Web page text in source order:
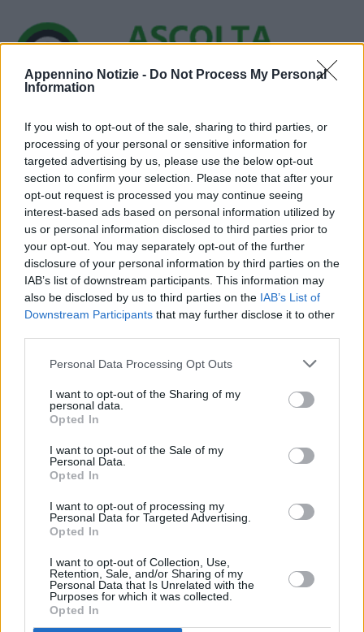
Appennino Notizie - Do Not Process My Personal
Information
If you wish to opt-out of the sale, sharing to third parties, or
processing of your personal or sensitive information for
targeted advertising by us, please use the below opt-out
section to confirm your selection. Please note that after your
opt-out request is processed you may continue seeing
interest-based ads based on personal information utilized by
us or personal information disclosed to third parties prior to
your opt-out. You may separately opt-out of the further
disclosure of your personal information by third parties on the
IAB’s list of downstream participants. This information may
also be disclosed by us to third parties on the IAB’s List of
Downstream Participants that may further disclose it to other
Personal Data Processing Opt Outs
I want to opt-out of the Sharing of my
personal data.
Opted In
I want to opt-out of the Sale of my
Personal Data.
Opted In
I want to opt-out of processing my
Personal Data for Targeted Advertising.
Opted In
I want to opt-out of Collection, Use,
Retention, Sale, and/or Sharing of my
Personal Data that Is Unrelated with the
Purposes for which it was collected.
Opted In
____________
L’altro ieri, i carabinieri della stazione di Carpi hanno denunciato
in stato di libertà alla procura della Repubblica un
cinquantaduenne italiano, domiciliato in provincia dell’Aquila, il
quale su un noto sito Internet di e-commerce aveva messo
fittiziamente in vendita alcuni oggetti riscuotendo la somma di
Previous article
Deve espiare sette mesi di
carabinieri di Formigine
danno esecuzione
all’ordinanza
Next article
giovane musicista
arrestato a Carpi